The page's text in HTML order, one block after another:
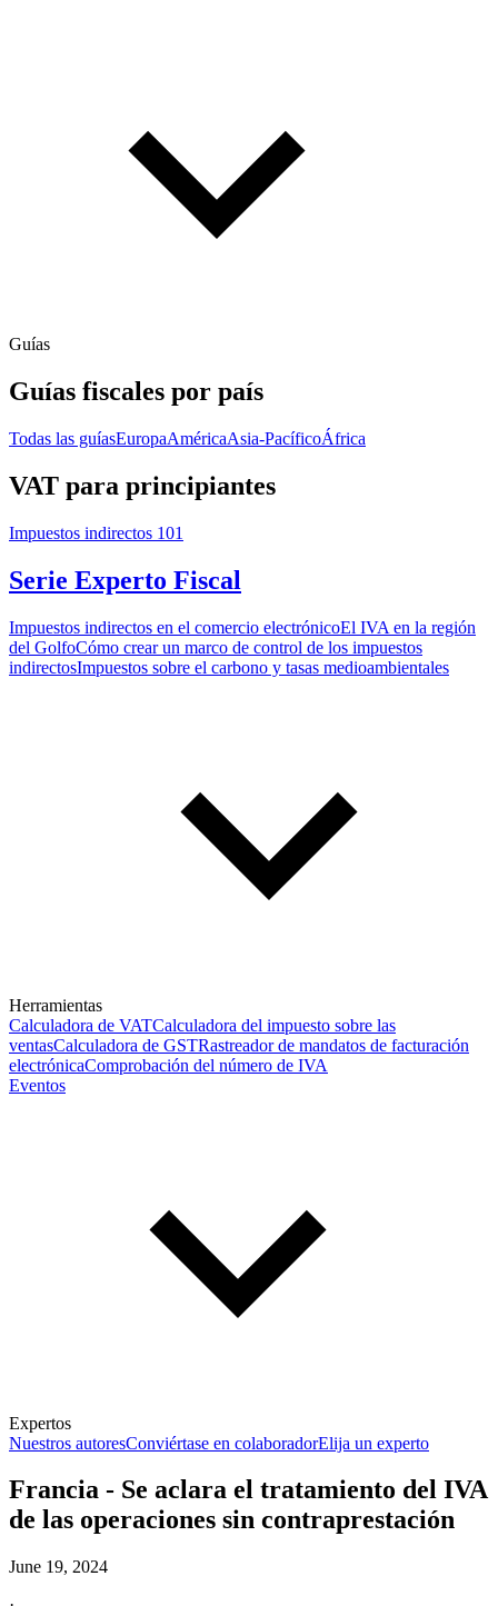
Guías
Guías fiscales por país
Todas las guíasEuropaAméricaAsia-PacíficoÁfrica
VAT para principiantes
Impuestos indirectos 101
Serie Experto Fiscal
Impuestos indirectos en el comercio electrónicoEl IVA en la región
del GolfoCómo crear un marco de control de los impuestos
indirectosImpuestos sobre el carbono y tasas medioambientales
Herramientas
Calculadora de VATCalculadora del impuesto sobre las
ventasCalculadora de GSTRastreador de mandatos de facturación
electrónicaComprobación del número de IVA
Eventos
Expertos
Nuestros autoresConviértase en colaboradorElija un experto
Francia - Se aclara el tratamiento del IVA
de las operaciones sin contraprestación
June 19, 2024